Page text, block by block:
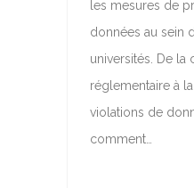
les mesures de
données au sein
universités. De la
réglementaire à
violations de
comment…